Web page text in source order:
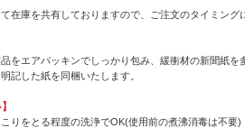
在庫を共有しておりますので、ご注文のタイミング
をエアパッキンでしっかり包み、緩衝材の新聞紙を
記した紙を同梱いたします。
をとる程度の洗浄でOK(使用前の煮沸消毒は不要)